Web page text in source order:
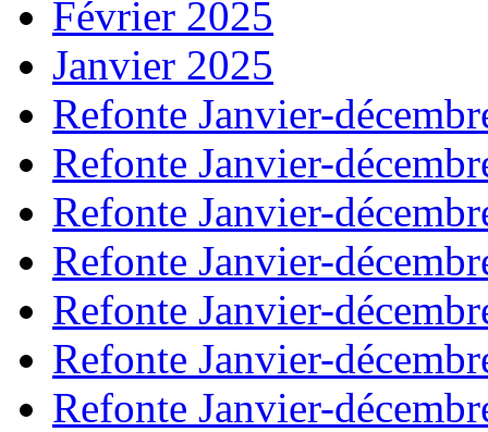
Février 2025
Janvier 2025
Refonte Janvier-
Refonte Janvier-
Refonte Janvier-
Refonte Janvier-
Refonte Janvier-
Refonte Janvier-
Refonte Janvier-